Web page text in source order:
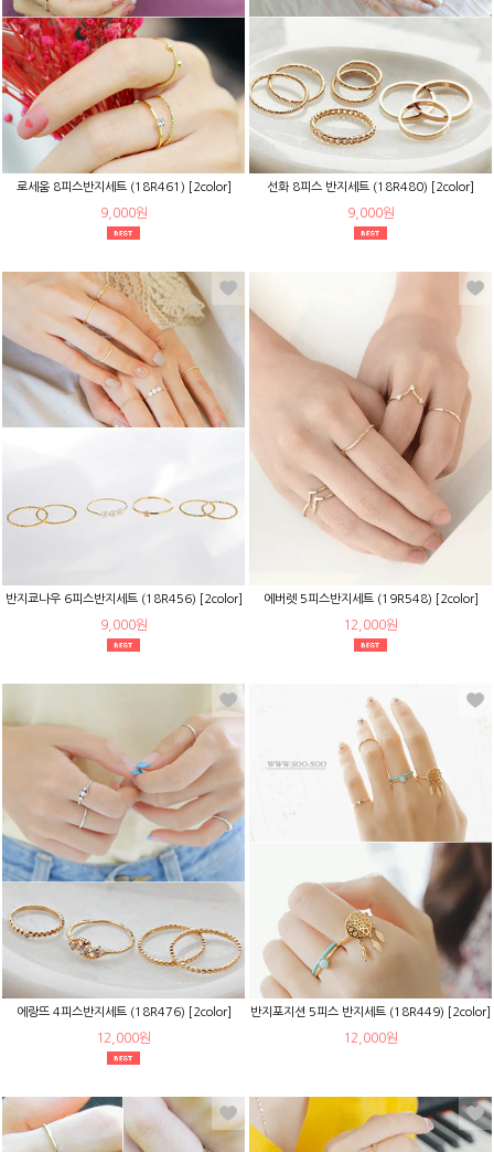
로세움 8피스반지세트 (18R461) [2color]
9,000원
선화 8피스 반지세트 (18R480) [2color]
9,000원
반지쿄나우 6피스반지세트 (18R456) [2color]
9,000원
에버렛 5피스반지세트 (19R548) [2color]
12,000원
에랑뜨 4피스반지세트 (18R476) [2color]
12,000원
반지포지션 5피스 반지세트 (18R449) [2color]
12,000원